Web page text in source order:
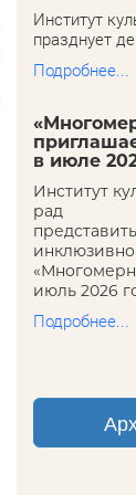
Институт
празднует
Подробнее...
в июле
Институт
рад
июль 2026
Подробнее...